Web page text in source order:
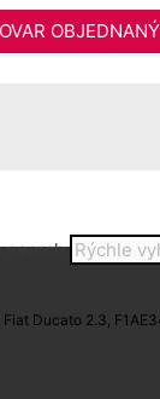
search
Ducato 2.3,